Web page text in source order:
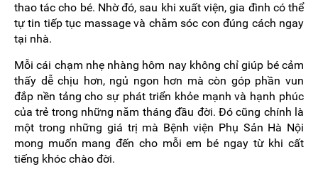
thao tác cho bé. Nhờ đó, sau khi xuất viện, gia đình có thể
tự tin tiếp tục massage và chăm sóc con đúng cách ngay
tại nhà.
Mỗi cái chạm nhẹ nhàng hôm nay không chỉ giúp bé cảm
thấy dễ chịu hơn, ngủ ngon hơn mà còn góp phần vun
đắp nền tảng cho sự phát triển khỏe mạnh và hạnh phúc
của trẻ trong những năm tháng đầu đời. Đó cũng chính là
một trong những giá trị mà Bệnh viện Phụ Sản Hà Nội
mong muốn mang đến cho mỗi em bé ngay từ khi cất
tiếng khóc chào đời.